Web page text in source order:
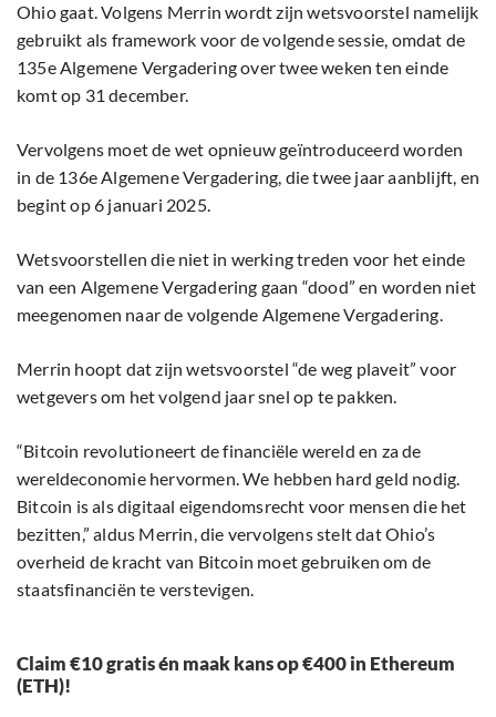
Ohio gaat. Volgens Merrin wordt zijn wetsvoorstel namelijk
gebruikt als framework voor de volgende sessie, omdat de
135e Algemene Vergadering over twee weken ten einde
komt op 31 december.
Vervolgens moet de wet opnieuw geïntroduceerd worden
in de 136e Algemene Vergadering, die twee jaar aanblijft, en
begint op 6 januari 2025.
Wetsvoorstellen die niet in werking treden voor het einde
van een Algemene Vergadering gaan “dood” en worden niet
meegenomen naar de volgende Algemene Vergadering.
Merrin hoopt dat zijn wetsvoorstel “de weg plaveit” voor
wetgevers om het volgend jaar snel op te pakken.
“Bitcoin revolutioneert de financiële wereld en za de
wereldeconomie hervormen. We hebben hard geld nodig.
Bitcoin is als digitaal eigendomsrecht voor mensen die het
bezitten,” aldus Merrin, die vervolgens stelt dat Ohio’s
overheid de kracht van Bitcoin moet gebruiken om de
staatsfinanciën te verstevigen.
Claim €10 gratis én maak kans op €400 in Ethereum
(ETH)!